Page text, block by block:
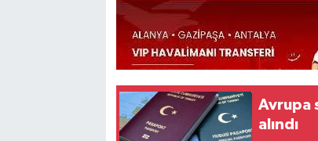
Avrupa
alındı